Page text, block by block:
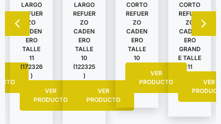
LARGO
REFUER
ZO
CADEN
ERO
TALLE
11
(172326
)
VER
PRODUCTO
LARGO
REFUER
ZO
CADEN
ERO
TALLE
10
(122325
)
VER
PRODUCTO
CORTO
REFUER
ZO
CADEN
ERO
TALLE
10
VER
PRODUCTO
CORTO
REFUER
ZO
CADEN
ERO
GRAND
E TALLE
11
VER